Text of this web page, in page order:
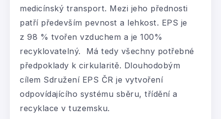
medicínský transport. Mezi jeho přednosti
patří především pevnost a lehkost. EPS je
z 98 % tvořen vzduchem a je 100%
recyklovatelný. Má tedy všechny potřebné
předpoklady k cirkularitě. Dlouhodobým
cílem Sdružení EPS ČR je vytvoření
odpovídajícího systému sběru, třídění a
recyklace v tuzemsku.